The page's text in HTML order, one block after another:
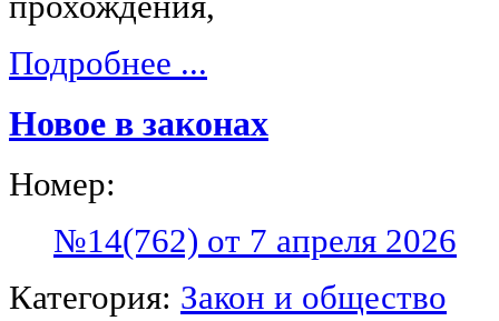
Подробнее ...
Новое в законах
Номер:
№14(762) от 7 апреля 2026
Категория: Закон и общество